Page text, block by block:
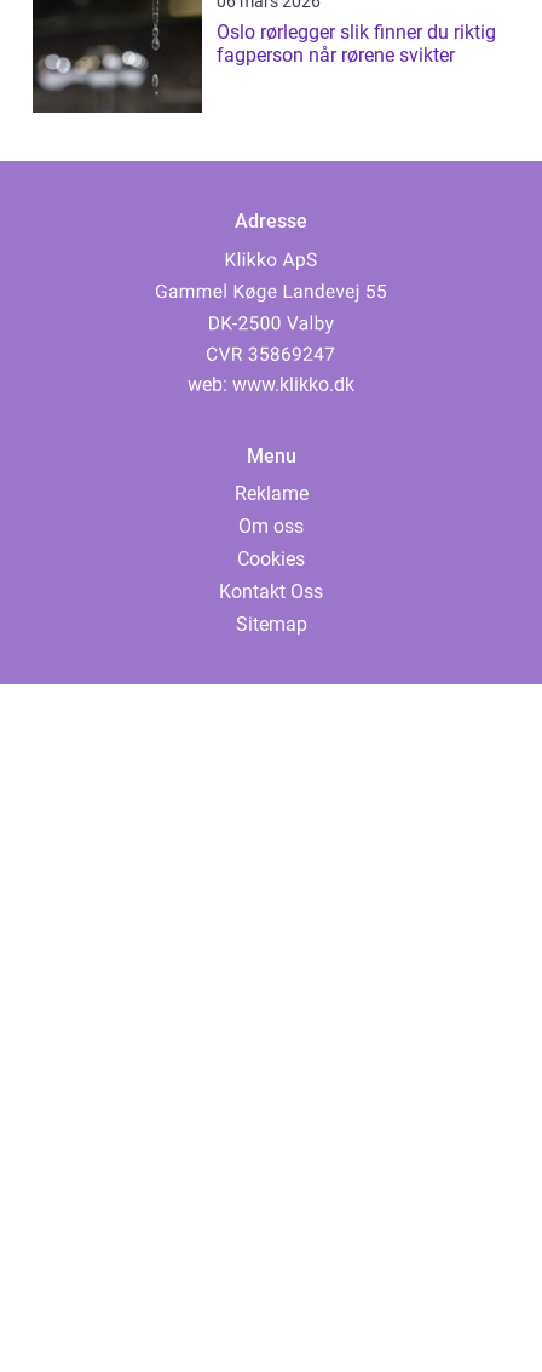
Oslo rørlegger slik finner du riktig
fagperson når rørene svikter
Adresse
web: www.klikko.dk
Menu
Reklame
Om oss
Cookies
Kontakt Oss
Sitemap